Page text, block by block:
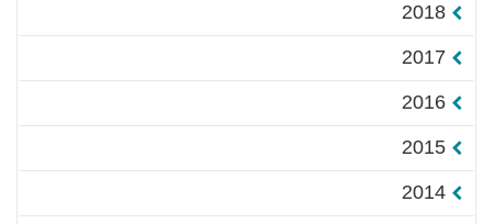
2018
2017
2016
2015
2014